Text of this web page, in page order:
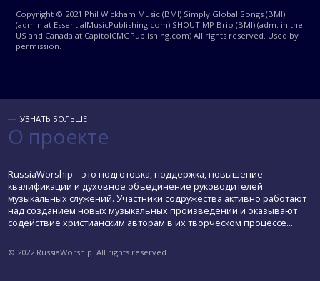
Copyright © 2021 Phil Wickham Music (BMI) Simply Global Songs (BMI)
(admin at EssentialMusicPublishing.com) SHOUT MP Brio (BMI) (adm. in the
US and Canada at CapitolCMGPublishing.com) All rights reserved. Used by
permission.
УЗНАТЬ БОЛЬШЕ
О проекте
RussiaWorship – это подготовка, поддержка, повышение
квалификации и духовное объединение руководителей
музыкальных служений. Участники содружества активно работают
над созданием новых музыкальных произведений и оказывают
содействие христианским авторам в их творческом процессе...
© 2022 RussiaWorship. All rights reserved